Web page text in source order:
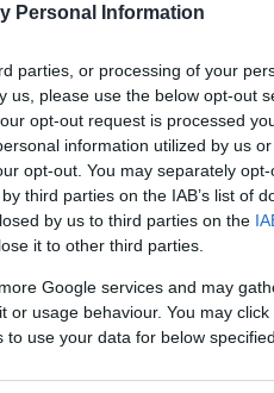
Personal Information
parties, or processing of your
us, please use the below opt-out
opt-out request is processed
information utilized by us
opt-out. You may separately
third parties on the IAB’s list of
by us to third parties on the
it to other third parties.
Google services and may
or usage behaviour. You may
use your data for below
Antal-színészdíj
Antal híres arany
5 éves gyerek
Szombathelyen. A